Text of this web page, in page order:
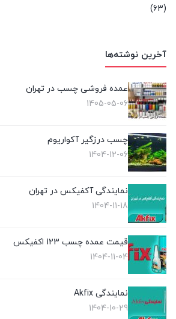
(63)
آخرین نوشته‌ها
عمده فروشی چسب در تهران
1405-05-06
چسب درزگیر آکواریوم
1404-12-06
نمایندگی آکفیکس در تهران
1404-11-18
قیمت عمده چسب 123 اکفیکس
1404-11-04
نمایندگی Akfix
1404-10-29